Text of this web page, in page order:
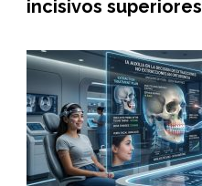
incisivos superiores